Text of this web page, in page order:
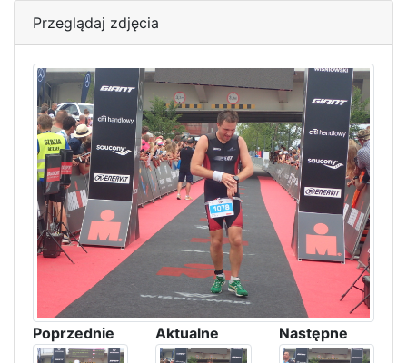
Przeglądaj zdjęcia
Poprzednie Aktualne Następne